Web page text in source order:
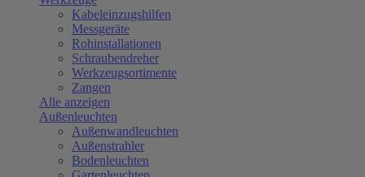
Kabeleinzugshilfen
Messgeräte
Rohinstallationen
Schraubendreher
Werkzeugsortimente
Zangen
Alle anzeigen
Außenleuchten
Außenwandleuchten
Außenstrahler
Bodenleuchten